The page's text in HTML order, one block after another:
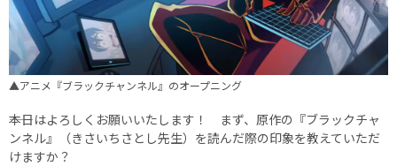
▲アニメ『ブラックチャンネル』のオープニング
――本日はよろしくお願いいたします！ まず、原作の『ブラックチャ
ンネル』（きさいちさとし先生）を読んだ際の印象を教えていただ
けますか？